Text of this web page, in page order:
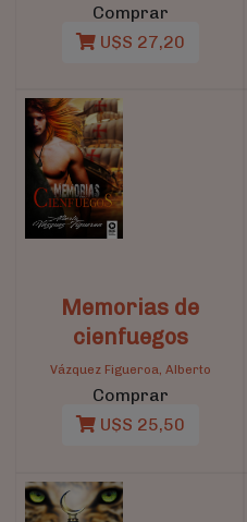
Comprar
U$S 27,20
Memorias de
cienfuegos
Vázquez Figueroa, Alberto
Comprar
U$S 25,50